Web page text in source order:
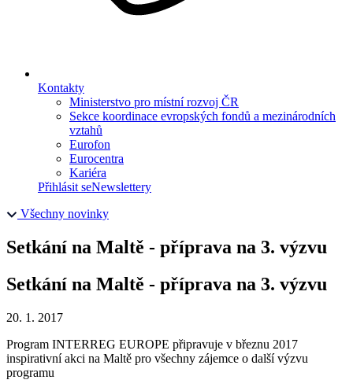
Kontakty
Ministerstvo pro místní rozvoj ČR
Sekce koordinace evropských fondů a mezinárodních
vztahů
Eurofon
Eurocentra
Kariéra
Přihlásit seNewslettery
Všechny novinky
Setkání na Maltě - příprava na 3. výzvu
Setkání na Maltě - příprava na 3. výzvu
20. 1. 2017
Program INTERREG EUROPE připravuje v březnu 2017
inspirativní akci na Maltě pro všechny zájemce o další výzvu
programu